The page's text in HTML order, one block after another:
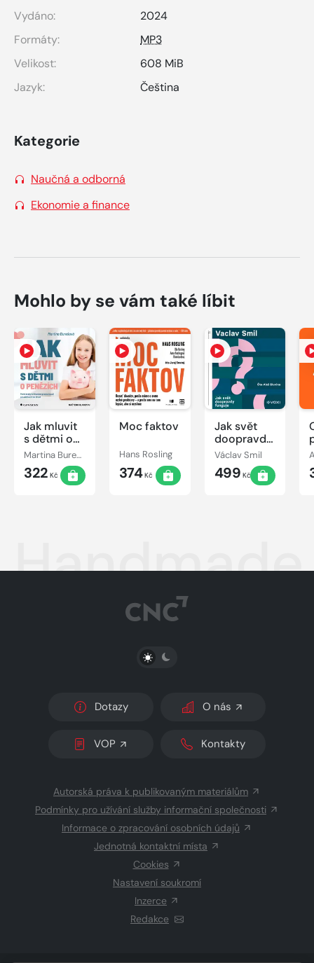
Vydáno:
2024
Formáty:
MP3
Velikost:
608 MiB
Jazyk:
Čeština
Kategorie
Naučná a odborná
Ekonomie a finance
Mohlo by se vám také líbit
Jak mluvit
s dětmi o
penězích Martina Burešová
322 Kč
Moc faktov
Hans Rosling
374Kč
Jak svět
doopravdy
funguje
Václav Smil
499 Kč
PŘEPNOUT SVĚTLÝ/TMAVÝ REŽIM
Dotazy O nás
VOP Kontakty
Autorská práva k publikovaným materiálům
Podmínky pro užívání služby informační společnosti
Informace o zpracování osobních údajů
Jednotná kontaktní místa
Cookies
Nastavení soukromí
Inzerce
Redakce